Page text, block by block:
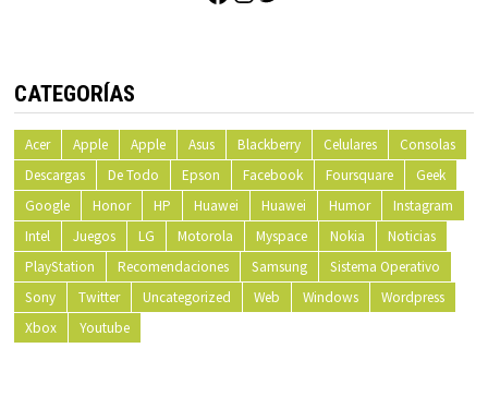
CATEGORÍAS
Acer Apple Apple Asus Blackberry Celulares
Consolas
Descargas
De Todo Epson Facebook Foursquare
Geek
Google
Honor HP Huawei Huawei Humor
Instagram
Intel
Juegos LG Motorola Myspace Nokia
Noticias
PlayStation
Recomendaciones Samsung
Sistema Operativo
Sony
Twitter Uncategorized Web Windows
Wordpress
Xbox
Youtube